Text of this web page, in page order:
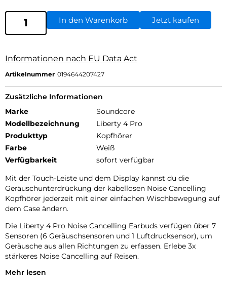
In den Warenkorb Jetzt kaufen
Informationen nach EU Data Act
Artikelnummer 0194644207427
Zusätzliche Informationen
Marke
Soundcore
Modellbezeichnung
Liberty 4 Pro
Produkttyp
Kopfhörer
Farbe
Weiß
Verfügbarkeit
sofort verfügbar
Mit der Touch-Leiste und dem Display kannst du die
Geräuschunterdrückung der kabellosen Noise Cancelling
Kopfhörer jederzeit mit einer einfachen Wischbewegung auf
dem Case ändern.
Die Liberty 4 Pro Noise Cancelling Earbuds verfügen über 7
Sensoren (6 Geräuschsensoren und 1 Luftdrucksensor), um
Geräusche aus allen Richtungen zu erfassen. Erlebe 3x
stärkeres Noise Cancelling auf Reisen.
Diese kabellosen Noise Cancelling Kopfhörer passen sich alle
Mehr lesen